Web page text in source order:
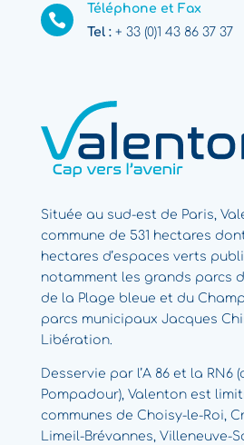

Téléphone et Fax
Tel :+ 33 (0)1 43 86 37 37
Située au sud-est de Paris,
commune de 531 hectares
hectares d’espaces verts
notamment les grands parcs
de la Plage bleue et du
parcs municipaux Jacques
Libération.
Desservie par l’A 86 et la RN6
Pompadour), Valenton est
communes de Choisy-le-Roi,
Limeil-Brévannes, Villeneuve-